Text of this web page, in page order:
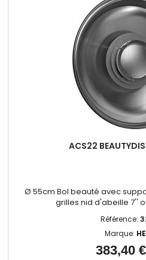
ACS22
Ø 55cm Bol beauté avec
grilles nid d'abeille 7''
Référence:
Marque:
Prix
383,40 €